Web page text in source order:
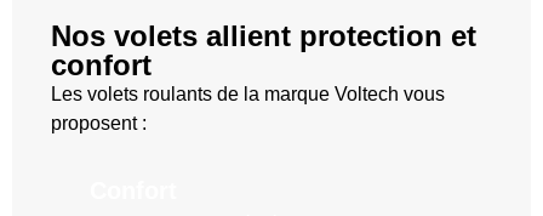
Nos volets allient protection et
confort
Les volets roulants de la marque Voltech vous
proposent :